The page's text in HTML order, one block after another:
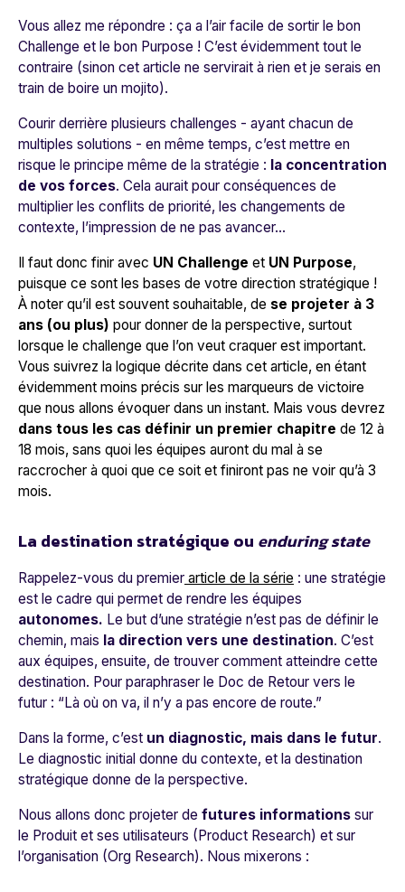
Vous allez me répondre : ça a l’air facile de sortir le bon
Challenge et le bon Purpose ! C’est évidemment tout le
contraire (sinon cet article ne servirait à rien et je serais en
train de boire un mojito).
Courir derrière plusieurs challenges - ayant chacun de
multiples solutions - en même temps, c’est mettre en
risque le principe même de la stratégie : la concentration
de vos forces. Cela aurait pour conséquences de
multiplier les conflits de priorité, les changements de
contexte, l’impression de ne pas avancer…
Il faut donc finir avec UN Challenge et UN Purpose,
puisque ce sont les bases de votre direction stratégique !
À noter qu’il est souvent souhaitable, de se projeter à 3
ans (ou plus) pour donner de la perspective, surtout
lorsque le challenge que l’on veut craquer est important.
Vous suivrez la logique décrite dans cet article, en étant
évidemment moins précis sur les marqueurs de victoire
que nous allons évoquer dans un instant. Mais vous devrez
dans tous les cas définir un premier chapitre de 12 à
18 mois, sans quoi les équipes auront du mal à se
raccrocher à quoi que ce soit et finiront pas ne voir qu’à 3
mois.
La destination stratégique ou enduring state
Rappelez-vous du premier article de la série : une stratégie
est le cadre qui permet de rendre les équipes
autonomes. Le but d’une stratégie n’est pas de définir le
chemin, mais la direction vers une destination. C’est
aux équipes, ensuite, de trouver comment atteindre cette
destination. Pour paraphraser le Doc de Retour vers le
futur : “Là où on va, il n’y a pas encore de route.”
Dans la forme, c’est un diagnostic, mais dans le futur.
Le diagnostic initial donne du contexte, et la destination
stratégique donne de la perspective.
Nous allons donc projeter de futures informations sur
le Produit et ses utilisateurs (Product Research) et sur
l’organisation (Org Research). Nous mixerons :